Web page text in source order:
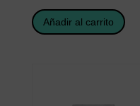
Añadir al carrito